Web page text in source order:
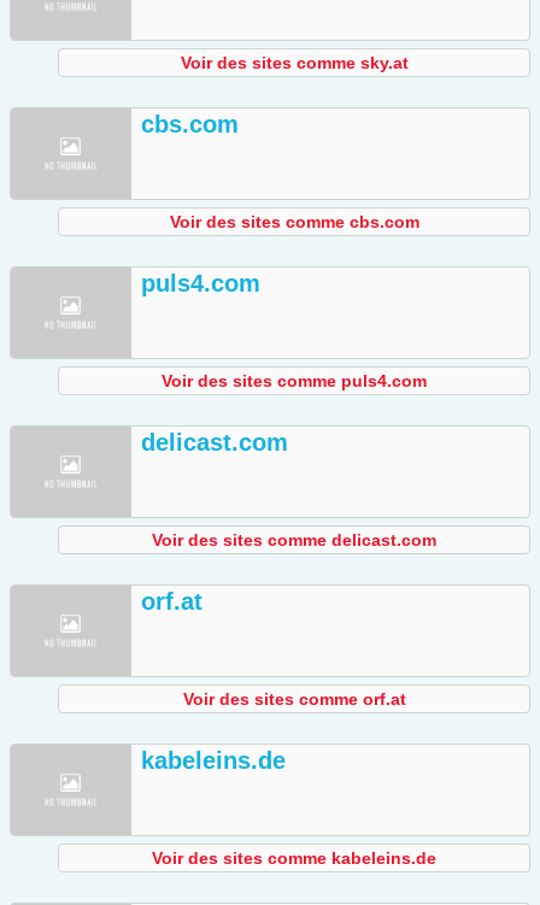
Voir des sites comme sky.at
cbs.com
Voir des sites comme cbs.com
puls4.com
Voir des sites comme puls4.com
delicast.com
Voir des sites comme delicast.com
orf.at
Voir des sites comme orf.at
kabeleins.de
Voir des sites comme kabeleins.de